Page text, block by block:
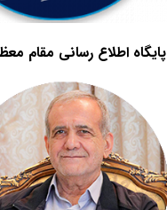
پایگاه اطلاع رسانی مقام